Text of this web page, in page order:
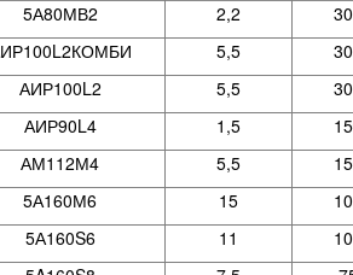
5А80МВ2 2,2
5,5
АИР100L2 5,5
АИР90L4 1,5
АМ112М4 5,5
5А160М6 15
5А160S6 11